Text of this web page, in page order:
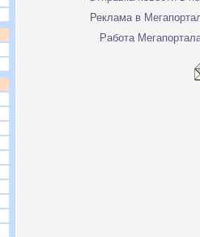
Реклама в
Работа